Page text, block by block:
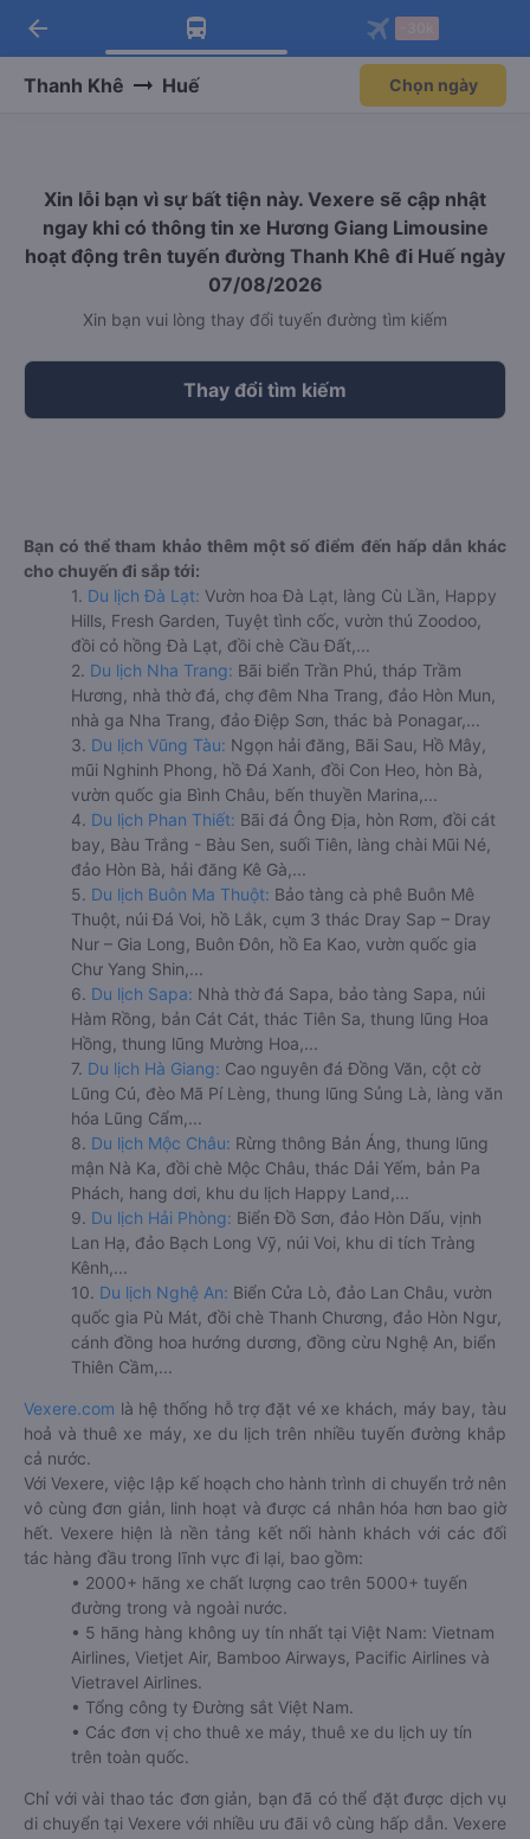
Tải app Vexere ngay!
Nhận ưu đãi thành viên độc
Mở app
Tải app Vexere
-30k/ghế khi đặt vé máy bay qua
Mở app
arrow_back
Thanh Khê Huế Chọn ngày
Xin lỗi bạn vì sự bất tiện này. Vexere sẽ cập nhật
ngay khi có thông tin xe Hương Giang Limousine
hoạt động trên tuyến đường Thanh Khê đi Huế ngày
07/08/2026
Xin bạn vui lòng thay đổi tuyến đường tìm kiếm
Thay đổi tìm kiếm
Bạn có thể tham khảo thêm một số điểm đến hấp dẫn khác
cho chuyến đi sắp tới:
1. Du lịch Đà Lạt: Vườn hoa Đà Lạt, làng Cù Lần, Happy
Hills, Fresh Garden, Tuyệt tình cốc, vườn thú Zoodoo,
đồi cỏ hồng Đà Lạt, đồi chè Cầu Đất,...
2. Du lịch Nha Trang: Bãi biển Trần Phú, tháp Trầm
Hương, nhà thờ đá, chợ đêm Nha Trang, đảo Hòn Mun,
nhà ga Nha Trang, đảo Điệp Sơn, thác bà Ponagar,...
3. Du lịch Vũng Tàu: Ngọn hải đăng, Bãi Sau, Hồ Mây,
mũi Nghinh Phong, hồ Đá Xanh, đồi Con Heo, hòn Bà,
vườn quốc gia Bình Châu, bến thuyền Marina,...
4. Du lịch Phan Thiết: Bãi đá Ông Địa, hòn Rơm, đồi cát
bay, Bàu Trắng - Bàu Sen, suối Tiên, làng chài Mũi Né,
đảo Hòn Bà, hải đăng Kê Gà,...
5. Du lịch Buôn Ma Thuột: Bảo tàng cà phê Buôn Mê
Thuột, núi Đá Voi, hồ Lắk, cụm 3 thác Dray Sap – Dray
Nur – Gia Long, Buôn Đôn, hồ Ea Kao, vườn quốc gia
Chư Yang Shin,...
6. Du lịch Sapa: Nhà thờ đá Sapa, bảo tàng Sapa, núi
Hàm Rồng, bản Cát Cát, thác Tiên Sa, thung lũng Hoa
Hồng, thung lũng Mường Hoa,...
7. Du lịch Hà Giang: Cao nguyên đá Đồng Văn, cột cờ
Lũng Cú, đèo Mã Pí Lèng, thung lũng Sủng Là, làng văn
hóa Lũng Cẩm,...
8. Du lịch Mộc Châu: Rừng thông Bản Áng, thung lũng
mận Nà Ka, đồi chè Mộc Châu, thác Dải Yếm, bản Pa
Phách, hang dơi, khu du lịch Happy Land,...
9. Du lịch Hải Phòng: Biển Đồ Sơn, đảo Hòn Dấu, vịnh
Lan Hạ, đảo Bạch Long Vỹ, núi Voi, khu di tích Tràng
Kênh,...
10. Du lịch Nghệ An: Biển Cửa Lò, đảo Lan Châu, vườn
quốc gia Pù Mát, đồi chè Thanh Chương, đảo Hòn Ngư,
cánh đồng hoa hướng dương, đồng cừu Nghệ An, biển
Thiên Cầm,...
Vexere.com là hệ thống hỗ trợ đặt vé xe khách, máy bay, tàu
hoả và thuê xe máy, xe du lịch trên nhiều tuyến đường khắp
cả nước.
Với Vexere, việc lập kế hoạch cho hành trình di chuyển trở nên
vô cùng đơn giản, linh hoạt và được cá nhân hóa hơn bao giờ
hết. Vexere hiện là nền tảng kết nối hành khách với các đối
tác hàng đầu trong lĩnh vực đi lại, bao gồm:
• 2000+ hãng xe chất lượng cao trên 5000+ tuyến
đường trong và ngoài nước.
• 5 hãng hàng không uy tín nhất tại Việt Nam: Vietnam
Airlines, Vietjet Air, Bamboo Airways, Pacific Airlines và
Vietravel Airlines.
• Tổng công ty Đường sắt Việt Nam.
• Các đơn vị cho thuê xe máy, thuê xe du lịch uy tín
trên toàn quốc.
Chỉ với vài thao tác đơn giản, bạn đã có thể đặt được dịch vụ
di chuyển tại Vexere với nhiều ưu đãi vô cùng hấp dẫn. Vexere